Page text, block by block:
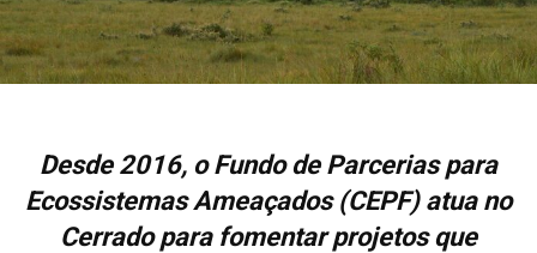
Desde 2016, o Fundo de Parcerias para
Ecossistemas Ameaçados (CEPF) atua no
Cerrado para fomentar projetos que